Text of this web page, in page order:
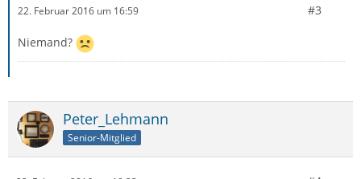
22. Februar 2016 um 16:59 #3
Niemand?
Peter_Lehmann
Senior-Mitglied